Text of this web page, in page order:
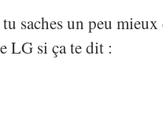
saches un peu
LG si ça te dit :